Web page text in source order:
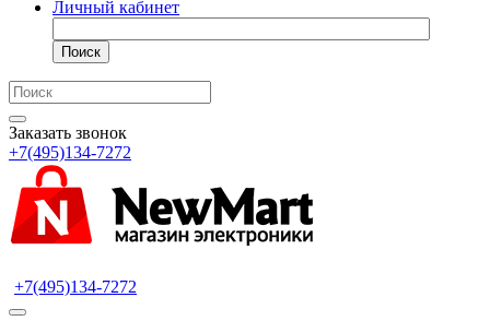
Личный кабинет
Поиск
Заказать звонок
+7(495)134-7272
+7(495)134-7272